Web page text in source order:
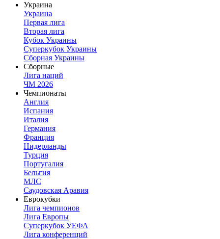
Украина
Украина
Первая лига
Вторая лига
Кубок Украины
Суперкубок Украины
Сборная Украины
Сборные
Лига наций
ЧМ 2026
Чемпионаты
Англия
Испания
Италия
Германия
Франция
Нидерланды
Турция
Португалия
Бельгия
МЛС
Саудовская Аравия
Еврокубки
Лига чемпионов
Лига Европы
Суперкубок УЕФА
Лига конференций